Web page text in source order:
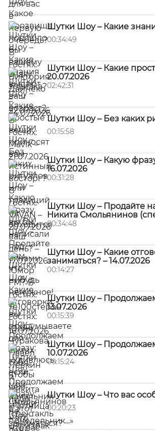
Шутки Шоу – Какие
00:34:49
Шутки Шоу – Какие
20.07.2026
02:42:31
Шутки Шоу – Без каких
00:15:58
Шутки Шоу – Какую
16.07.2026
00:31:28
Шутки Шоу – Продайте
Никита Смольянинов
00:34:48
Шутки Шоу – Какие
заниматься? – 14.07.2026
00:14:27
Шутки Шоу – Продолжаем
13.07.2026
00:15:39
Шутки Шоу – Продолжаем
10.07.2026
00:15:24
Шутки Шоу – Что вас
00:20:23